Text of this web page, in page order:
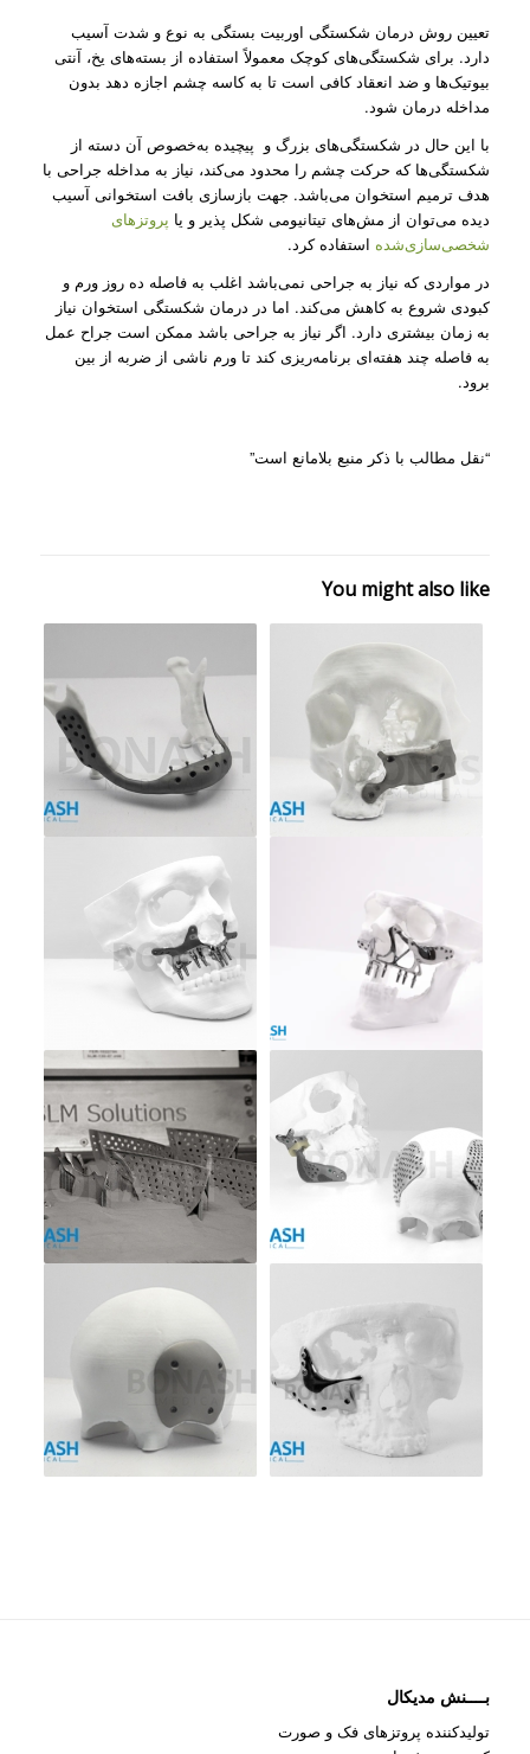
تعیین روش درمان شکستگی اوربیت بستگی به نوع و شدت آسیب
دارد. برای شکستگی‌های کوچک معمولاً استفاده از بسته‌های یخ، آنتی
بیوتیک‌ها و ضد انعقاد کافی است تا به کاسه چشم اجازه دهد بدون
مداخله درمان شود.
با این حال در شکستگی‌های بزرگ و پیچیده به‌خصوص آن دسته از
شکستگی‌ها که حرکت چشم را محدود می‌کند، نیاز به مداخله جراحی با
هدف ترمیم استخوان می‌باشد. جهت بازسازی بافت استخوانی آسیب
دیده می‌توان از مش‌های تیتانیومی شکل پذیر و یا پروتزهای
شخصی‌سازی‌شده استفاده کرد.
در مواردی که نیاز به جراحی نمی‌باشد اغلب به فاصله ده روز ورم و
کبودی شروع به کاهش می‌کند. اما در درمان شکستگی استخوان نیاز
به زمان بیشتری دارد. اگر نیاز به جراحی باشد ممکن است جراح عمل
به فاصله چند هفته‌ای برنامه‌ریزی کند تا ورم ناشی از ضربه از بین
برود.
“نقل مطالب با ذکر منبع بلامانع است”
You might also like
بــــنش مدیکال
تولیدکننده پروتزهای فک و صورت